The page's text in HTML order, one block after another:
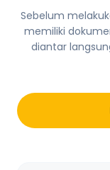
Sebelum
memiliki
diantar